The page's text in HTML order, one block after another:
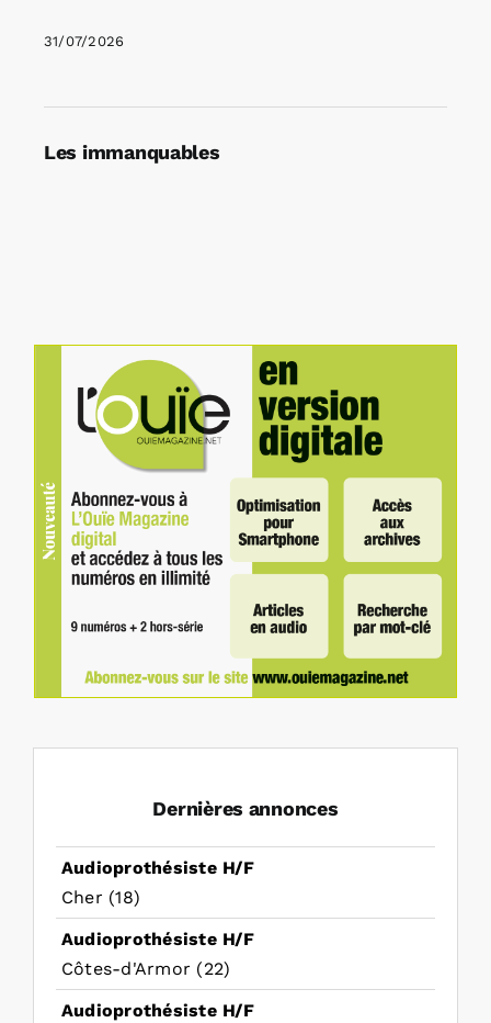
31/07/2026
Les immanquables
Dernières annonces
Audioprothésiste H/F
Cher (18)
Audioprothésiste H/F
Côtes-d'Armor (22)
Audioprothésiste H/F